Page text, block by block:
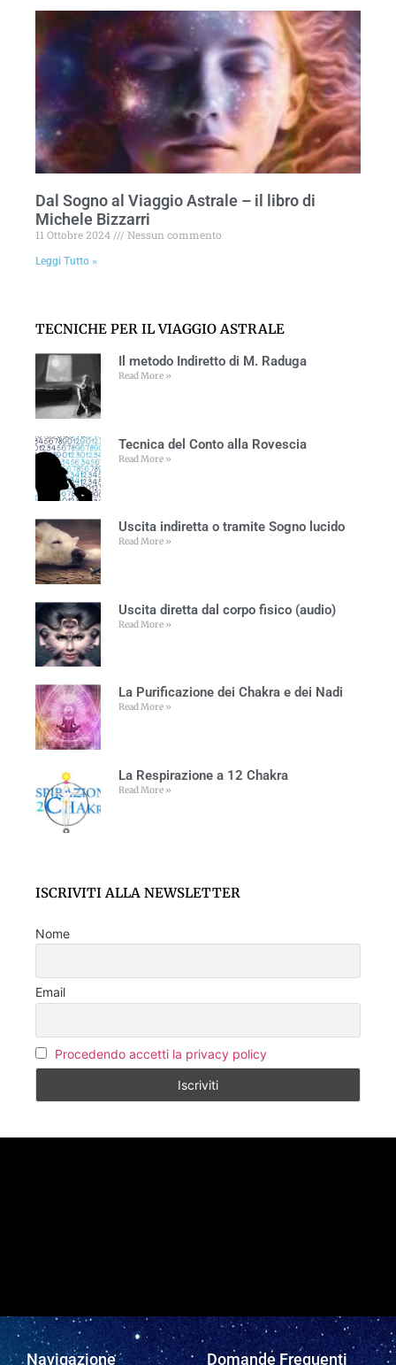
Dal Sogno al Viaggio Astrale – il libro di
Michele Bizzarri
11 Ottobre 2024 Nessun commento
Leggi Tutto »
TECNICHE PER IL VIAGGIO ASTRALE
Il metodo Indiretto di M. Raduga
Read More »
Tecnica del Conto alla Rovescia
Read More »
Uscita indiretta o tramite Sogno lucido
Read More »
Uscita diretta dal corpo fisico (audio)
Read More »
La Purificazione dei Chakra e dei Nadi
Read More »
La Respirazione a 12 Chakra
Read More »
ISCRIVITI ALLA NEWSLETTER
Nome
Email
Procedendo accetti la privacy policy
Navigazione Domande Frequenti